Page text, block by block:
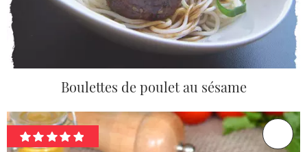
Boulettes de poulet au sésame